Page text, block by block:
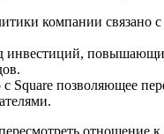
компании связано
инвестиций,
Square позволяющее
отношение к